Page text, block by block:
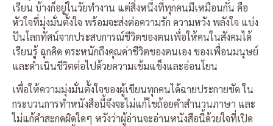
เรียน บ้างก็อยู่ในวัยทำงาน แต่สิ่งหนึ่งที่ทุกคนมีเหมือนกัน คือ
หัวใจที่มุ่งมั่นตั้งใจ พร้อมจะส่งต่อความรัก ความหวัง พลังใจ แบ่ง
ปันโลกทัศน์จากประสบการณ์ชีวิตของตนเพื่อให้คนในสังคมได้
เรียนรู้ ฉุกคิด ตระหนักถึงคุณค่าชีวิตของตนเอง ของเพื่อนมนุษย์
และดำเนินชีวิตต่อไปด้วยความเข้มแข็งและอ่อนโยน
เพื่อให้ความมุ่งมั่นตั้งใจของผู้เขียนทุกคนได้ฉายประกายชัด ใน
กระบวนการทำหนังสือนี้จึงจะไม่แก้ไขถ้อยคำสำนวนภาษา และ
ไม่แก้คำสะกดผิดใดๆ หวังว่าผู้อ่านจะอ่านหนังสือนี้ด้วยใจที่เปิด